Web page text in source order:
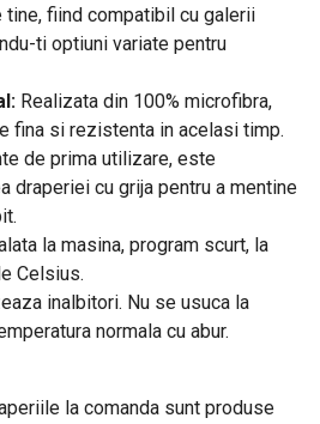
fiind compatibil cu galerii
ti optiuni variate pentru
Realizata din 100% microfibra,
fina si rezistenta in acelasi timp.
de prima utilizare, este
draperiei cu grija pentru a mentine
la masina, program scurt, la
Celsius.
inalbitori. Nu se usuca la
normala cu abur.
la comanda sunt produse